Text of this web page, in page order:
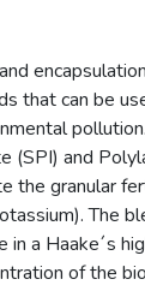
that can be
(SPI) and
the granular
The
in a Haake´s
of the